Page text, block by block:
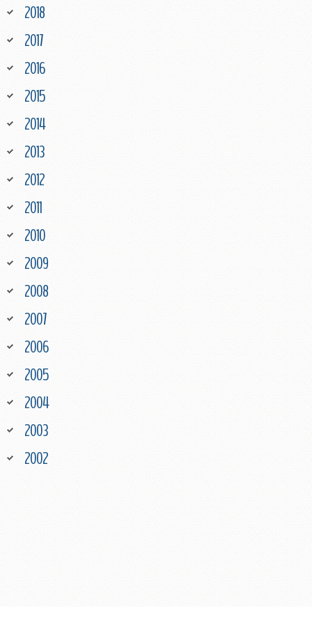
2018
2017
2016
2015
2014
2013
2012
2011
2010
2009
2008
2007
2006
2005
2004
2003
2002